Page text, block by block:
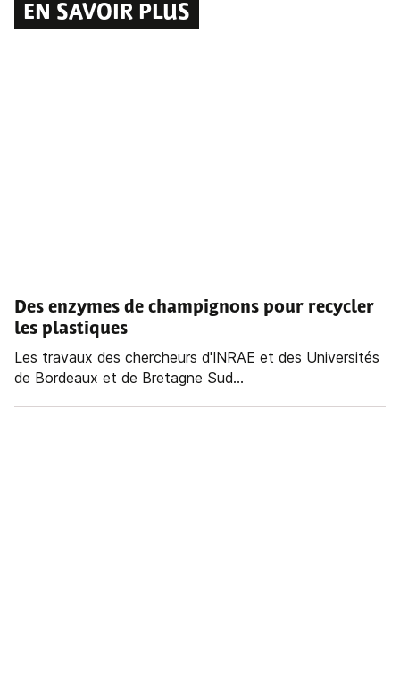
EN SAVOIR PLUS
Des enzymes de champignons pour recycler
les plastiques
Les travaux des chercheurs d'INRAE et des Universités
de Bordeaux et de Bretagne Sud...